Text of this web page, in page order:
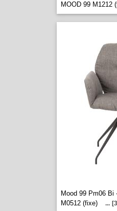
MOOD 99 M1212
Mood 99 Pm06 Bi
M0512 (fixe)
...